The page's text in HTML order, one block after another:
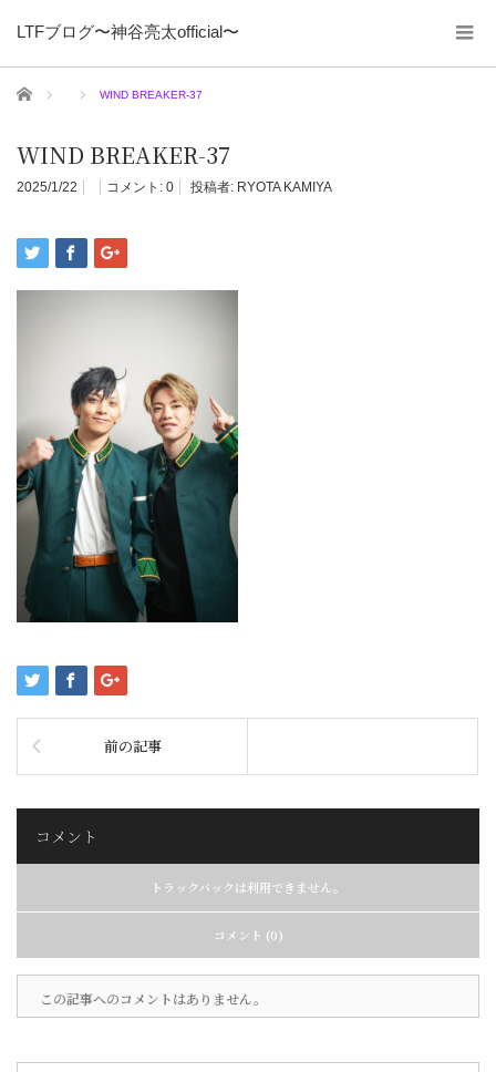
LTFブログ〜神谷亮太official〜
ホーム WIND BREAKER-37
WIND BREAKER-37
2025/1/22 コメント: 0 投稿者: RYOTA KAMIYA
前の記事
コメント
トラックバックは利用できません。
コメント (0)
この記事へのコメントはありません。